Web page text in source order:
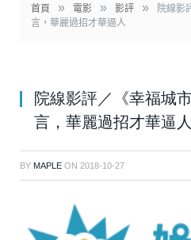
首頁 » 電影 » 影評 »
院線影
言，華麗過招才華逼人
院線影評／《幸福城
言，華麗過招才華逼人
BY MAPLE ON 2018-10-27